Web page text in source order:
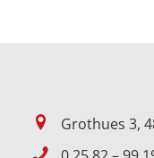
Grothues 3,